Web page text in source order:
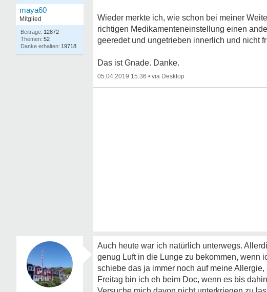
maya60
Mitglied
12872
52
19718
Wieder merkte ich, wie schon bei meiner
richtigen Medikamenteneinstellung einen
geeredet und ungetrieben innerlich und nicht
Das ist Gnade. Danke.
05.04.2019 15:36 •
Auch heute war ich natürlich unterwegs.
genug Luft in die Lunge zu bekommen, wenn
schiebe das ja immer noch auf meine
Freitag bin ich eh beim Doc, wenn es bis